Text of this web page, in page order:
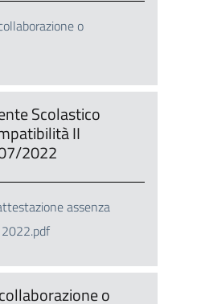
o
Scolastico
II
2022
assenza
o